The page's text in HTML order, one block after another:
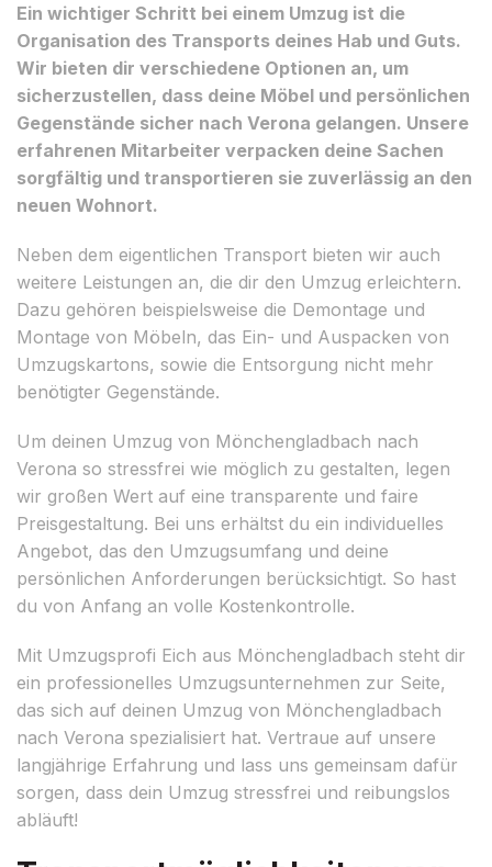
Ein wichtiger Schritt bei einem Umzug ist die
Organisation des Transports deines Hab und Guts.
Wir bieten dir verschiedene Optionen an, um
sicherzustellen, dass deine Möbel und persönlichen
Gegenstände sicher nach Verona gelangen. Unsere
erfahrenen Mitarbeiter verpacken deine Sachen
sorgfältig und transportieren sie zuverlässig an den
neuen Wohnort.
Neben dem eigentlichen Transport bieten wir auch
weitere Leistungen an, die dir den Umzug erleichtern.
Dazu gehören beispielsweise die Demontage und
Montage von Möbeln, das Ein- und Auspacken von
Umzugskartons, sowie die Entsorgung nicht mehr
benötigter Gegenstände.
Um deinen Umzug von Mönchengladbach nach
Verona so stressfrei wie möglich zu gestalten, legen
wir großen Wert auf eine transparente und faire
Preisgestaltung. Bei uns erhältst du ein individuelles
Angebot, das den Umzugsumfang und deine
persönlichen Anforderungen berücksichtigt. So hast
du von Anfang an volle Kostenkontrolle.
Mit Umzugsprofi Eich aus Mönchengladbach steht dir
ein professionelles Umzugsunternehmen zur Seite,
das sich auf deinen Umzug von Mönchengladbach
nach Verona spezialisiert hat. Vertraue auf unsere
langjährige Erfahrung und lass uns gemeinsam dafür
sorgen, dass dein Umzug stressfrei und reibungslos
abläuft!